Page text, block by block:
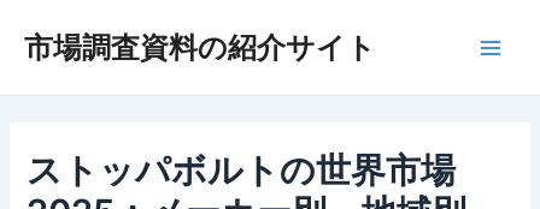
市場調査資料の紹介サイト
ストッパボルトの世界市場